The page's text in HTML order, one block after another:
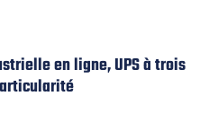
en ligne, UPS à trois